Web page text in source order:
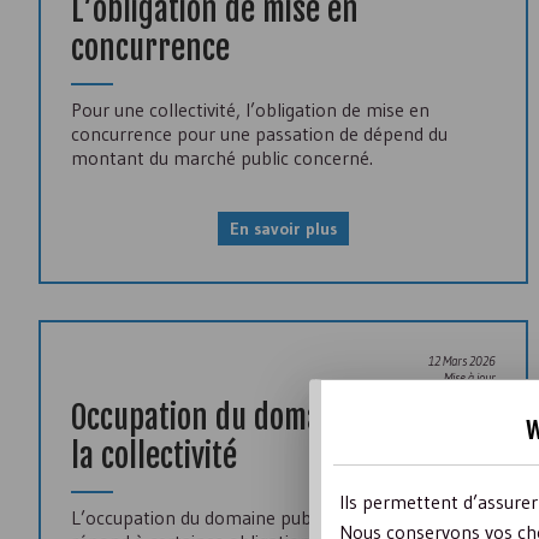
L’obligation de mise en
concurrence
Pour une collectivité, l’obligation de mise en
concurrence pour une passation de dépend du
montant du marché public concerné.
En savoir plus
12 Mars 2026
Mise à jour
Occupation du domaine public de
la collectivité
L’occupation du domaine public par une association
Ils permettent
Nous conservons vos